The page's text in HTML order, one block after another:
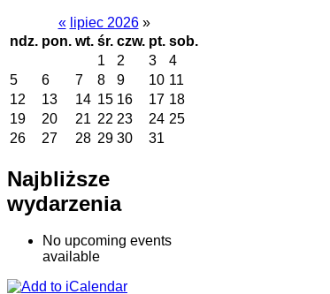
« lipiec 2026 »
ndz. pon. wt. śr. czw. pt. sob.
1
2 3
4
5
6 7 8 9 10 11
12
13 14 15 16 17 18
19
20 21 22 23 24 25
26
27 28 29 30 31
Najbliższe
wydarzenia
No upcoming events
available